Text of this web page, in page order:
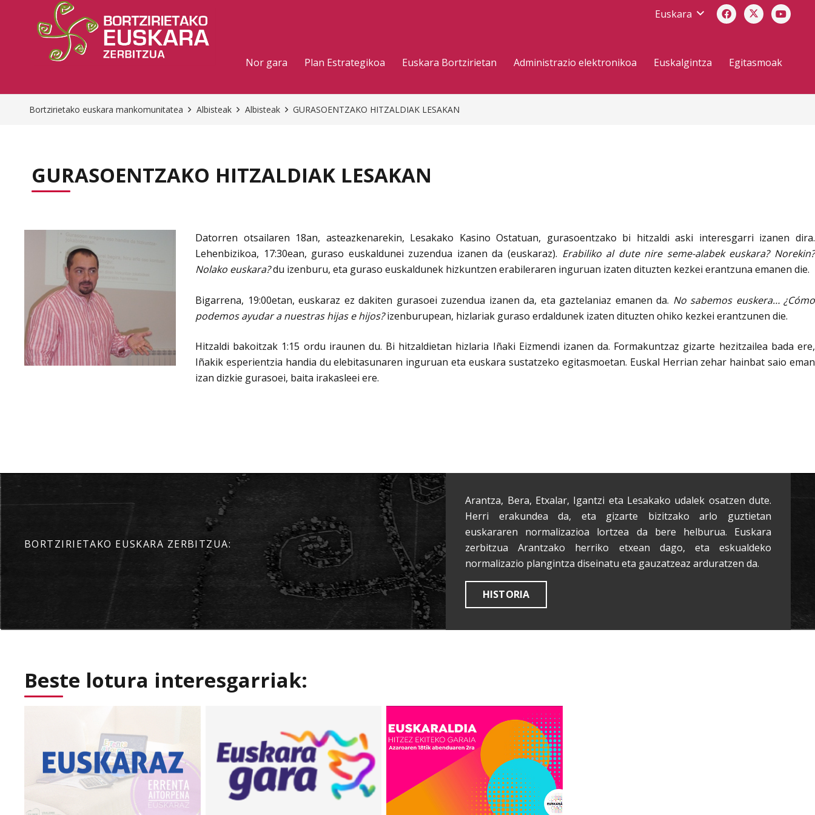
Euskara
Nor gara Plan Estrategikoa Euskara Bortzirietan Administrazio elektronikoa Euskalgintza Egitasmoak
Bortzirietako euskara mankomunitatea Albisteak Albisteak GURASOENTZAKO HITZALDIAK LESAKAN
GURASOENTZAKO HITZALDIAK LESAKAN
Datorren otsailaren 18an, asteazkenarekin, Lesakako Kasino Ostatuan, gurasoentzako bi hitzaldi aski interesgarri izanen dira.
Lehenbizikoa, 17:30ean, guraso euskaldunei zuzendua izanen da (euskaraz). Erabiliko al dute nire seme-alabek euskara? Norekin?
Nolako euskara?du izenburu, eta guraso euskaldunek hizkuntzen erabileraren inguruan izaten dituzten kezkei erantzuna emanen die.
Bigarrena, 19:00etan, euskaraz ez dakiten gurasoei zuzendua izanen da, eta gaztelaniaz emanen da. No sabemos euskera… ¿Cómo
podemos ayudar a nuestras hijas e hijos?izenburupean, hizlariak guraso erdaldunek izaten dituzten ohiko kezkei erantzunen die.
Hitzaldi bakoitzak 1:15 ordu iraunen du. Bi hitzaldietan hizlaria Iñaki Eizmendi izanen da. Formakuntzaz gizarte hezitzailea bada ere,
Iñakik esperientzia handia du elebitasunaren inguruan eta euskara sustatzeko egitasmoetan. Euskal Herrian zehar hainbat saio eman
izan dizkie gurasoei, baita irakasleei ere.
BORTZIRIETAKO EUSKARA ZERBITZUA:
Arantza, Bera, Etxalar, Igantzi eta Lesakako udalek osatzen dute.
Herri erakundea da, eta gizarte bizitzako arlo guztietan
euskararen normalizazioa lortzea da bere helburua. Euskara
zerbitzua Arantzako herriko etxean dago, eta eskualdeko
normalizazio plangintza diseinatu eta gauzatzeaz arduratzen da.
HISTORIA
Beste lotura interesgarriak: